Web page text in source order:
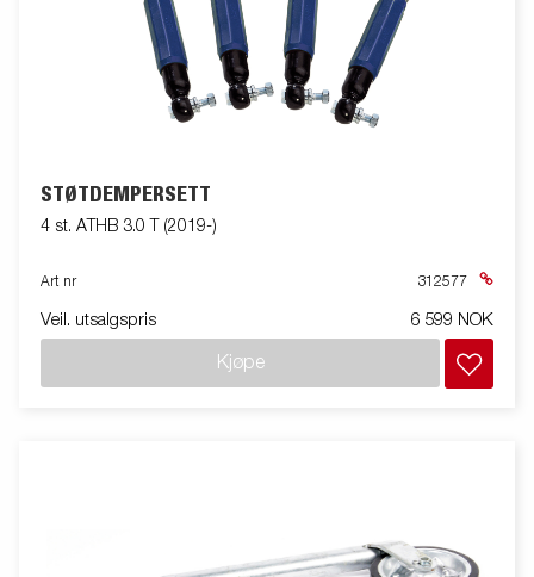
STØTDEMPERSETT
4 st. ATHB 3.0 T (2019-)
Art nr 312577
Veil. utsalgspris 6 599 NOK
Kjøpe